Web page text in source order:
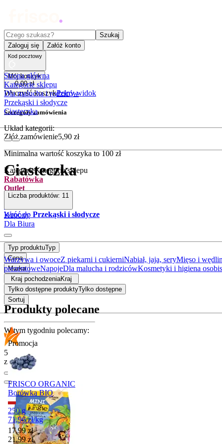
Czego szukasz?
Szukaj
Zaloguj się
Załóż konto
Kod pocztowy
Mój koszyk
0,00 zł
Wyczyść koszykPełny widok
Szczegóły zamówienia
Złóż zamówienie5,90 zł
Minimalna wartość koszyka to 100 zł
KategorieKategorie sklepu
Rabatówka
Outlet
Promocje
Kupony
Dla Biura
Warzywa i owoceZ piekarni i cukierniNabiał, jaja, seryMięso i
prezentoweNapojeDla malucha i rodzicówKosmetyki i higiena
Produkty polecane
W tym tygodniu polecamy:
Promocja
FRISCO ORGANIC
Borówka BIO
250 g
71,96 zł/kg
Cena promocyjna
17,99 zł
21,99 zł
Strona główna
Kategorie sklepu
Dla malucha i rodziców
Przekąski i słodycze
Ciasteczka
Układ kategorii:
Ciasteczka
Liczba produktów: 11
Wróć do Przekąski i słodycze
Typ produktuTyp
Cena
Marka
Kraj pochodzeniaKraj
Tylko dostępne produktyTylko dostępne
Sortuj
5.0
z 39 opinii